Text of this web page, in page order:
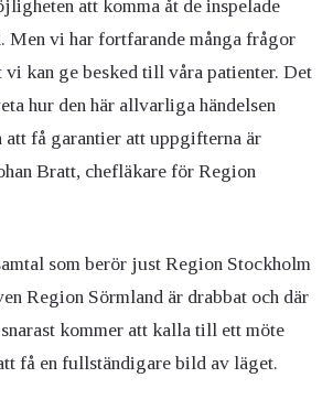
att komma åt de inspelade
Men vi har fortfarande många frågor
vi kan ge besked till våra patienter. Det
hur den här allvarliga händelsen
att få garantier att uppgifterna är
Bratt, chefläkare för Region
som berör just Region Stockholm
Region Sörmland är drabbat och där
snarast kommer att kalla till ett möte
få en fullständigare bild av läget.